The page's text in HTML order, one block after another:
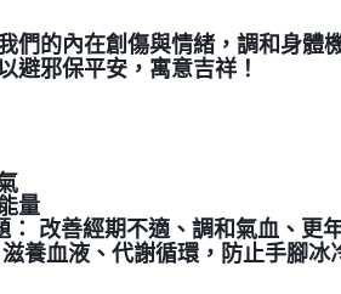
們的內在創傷與情緒，調和身體
避邪保平安，寓意吉祥！
量
改善經期不適、調和氣血、更
養血液、代謝循環，防止手腳冰